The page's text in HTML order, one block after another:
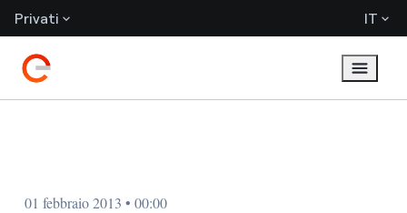
Privati IT
01 febbraio 2013 • 00:00